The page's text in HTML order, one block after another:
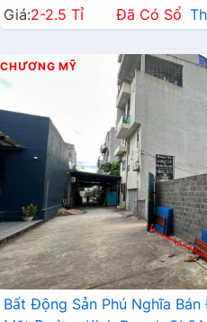
Giá:2-2.5 Tỉ Đã Có Sổ
CHƯƠNG MỸ
Bất Động Sản Phú Nghĩa